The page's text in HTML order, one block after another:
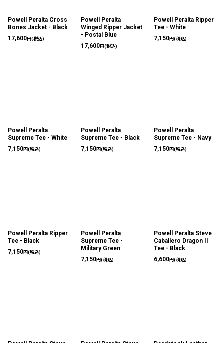
Powell Peralta Cross
Bones Jacket - Black
17,600円(税込)
Powell Peralta
Winged Ripper Jacket
- Postal Blue
17,600円(税込)
Powell Peralta Ripper
Tee - White
7,150円(税込)
Powell Peralta
Supreme Tee - White
7,150円(税込)
Powell Peralta
Supreme Tee - Black
7,150円(税込)
Powell Peralta
Supreme Tee - Navy
7,150円(税込)
Powell Peralta Ripper
Tee - Black
7,150円(税込)
Powell Peralta
Supreme Tee -
Military Green
7,150円(税込)
Powell Peralta Steve
Caballero Dragon II
Tee - Black
6,600円(税込)